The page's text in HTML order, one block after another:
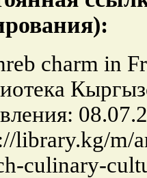
charm in
library.kg/m/
culinary-